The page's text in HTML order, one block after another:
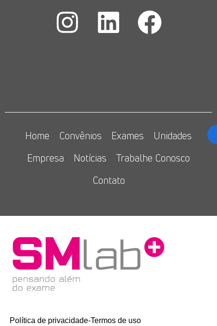
Home Convênios Exames
Unidades
Empresa
Notícias
Trabalhe Conosco
Contato
Política de privacidade-Termos de uso